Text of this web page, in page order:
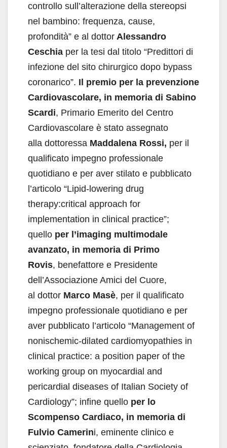
controllo sull’alterazione della stereopsi
nel bambino: frequenza, cause,
profondità” e al dottor Alessandro
Ceschia per la tesi dal titolo “Predittori di
infezione del sito chirurgico dopo bypass
coronarico”. Il premio per la prevenzione
Cardiovascolare, in memoria di Sabino
Scardi, Primario Emerito del Centro
Cardiovascolare è stato assegnato
alla dottoressa Maddalena Rossi, per il
qualificato impegno professionale
quotidiano e per aver stilato e pubblicato
l’articolo “Lipid-lowering drug
therapy:critical approach for
implementation in clinical practice”;
quello per l’imaging multimodale
avanzato, in memoria di Primo
Rovis, benefattore e Presidente
dell’Associazione Amici del Cuore,
al dottor Marco Masè, per il qualificato
impegno professionale quotidiano e per
aver pubblicato l’articolo “Management of
nonischemic-dilated cardiomyopathies in
clinical practice: a position paper of the
working group on myocardial and
pericardial diseases of Italian Society of
Cardiology”; infine quello per lo
Scompenso Cardiaco, in memoria di
Fulvio Camerini, eminente clinico e